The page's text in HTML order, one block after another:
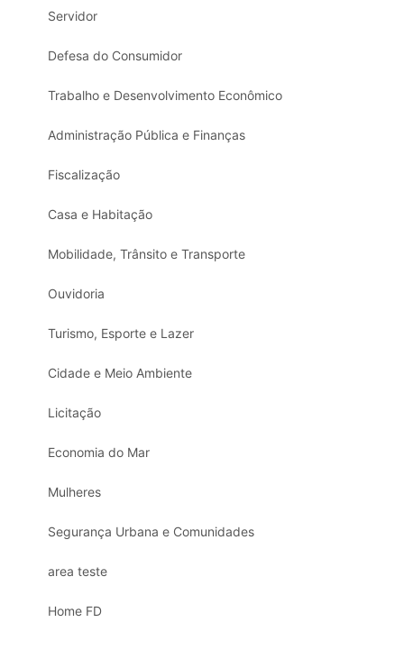
Servidor
Defesa do Consumidor
Trabalho e Desenvolvimento Econômico
Administração Pública e Finanças
Fiscalização
Casa e Habitação
Mobilidade, Trânsito e Transporte
Ouvidoria
Turismo, Esporte e Lazer
Cidade e Meio Ambiente
Licitação
Economia do Mar
Mulheres
Segurança Urbana e Comunidades
area teste
Home FD